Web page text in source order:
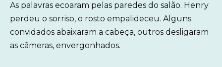
As palavras ecoaram pelas paredes do salão. Henry
perdeu o sorriso, o rosto empalideceu. Alguns
convidados abaixaram a cabeça, outros desligaram
as câmeras, envergonhados.